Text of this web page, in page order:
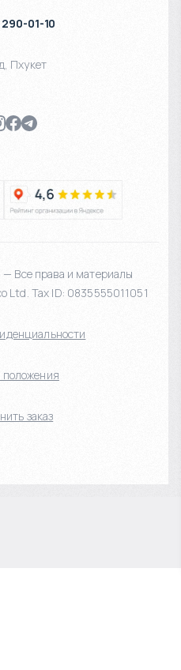
01-10
, Пхукет
Все права и материалы
Tax ID: 0835555011051
положения
заказ